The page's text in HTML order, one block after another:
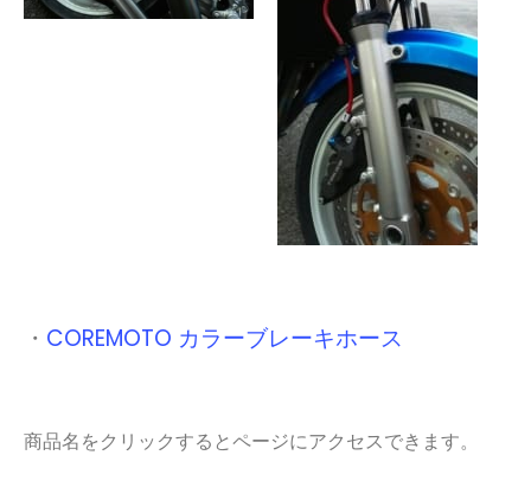
・ COREMOTO カラーブレーキホース
商品名をクリックするとページにアクセスできます。